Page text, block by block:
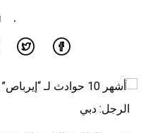
الرجل: دبي